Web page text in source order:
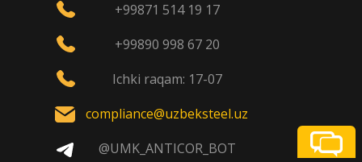
+99871 514 19 17
+99890 998 67 20
Ichki raqam: 17-07
compliance@uzbeksteel.uz
@UMK_ANTICOR_BOT